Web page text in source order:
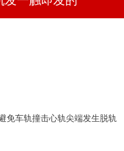
免车轨撞击心轨尖端发生脱轨